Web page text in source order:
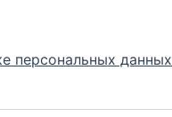
персональных данных